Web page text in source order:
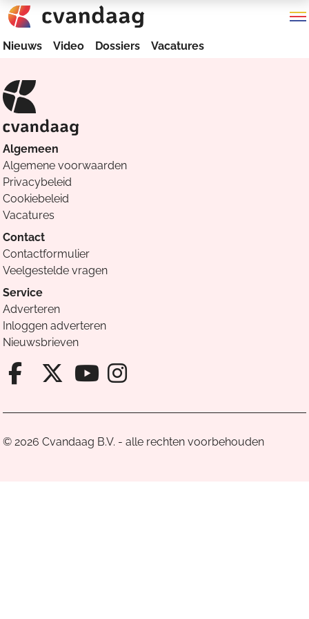
Nieuws Video Dossiers Vacatures
Algemeen
Algemene voorwaarden
Privacybeleid
Cookiebeleid
Vacatures
Contact
Contactformulier
Veelgestelde vragen
Service
Adverteren
Inloggen adverteren
Nieuwsbrieven
Facebook van Cvandaag
X van Cvandaag
Instagram van
© 2026 Cvandaag B.V. - alle rechten voorbehouden